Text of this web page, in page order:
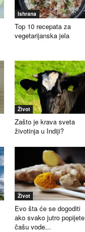
Ishrana
Top 10 recepata za
vegetarijanska jela
Život
Zašto je krava sveta
životinja u Indiji?
Život
Evo šta će se dogoditi
ako svako jutro popijete
čašu vode...